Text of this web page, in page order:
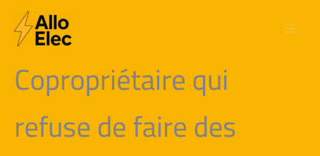
contenu
Copropriétaire qui
refuse de faire des